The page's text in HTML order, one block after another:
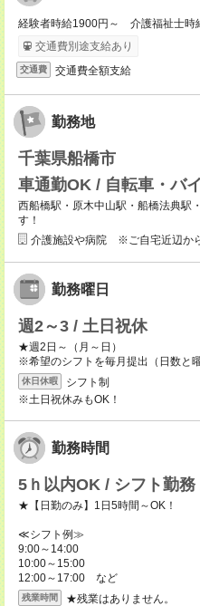
経験者時給1900円～ 介護福祉士
交通費別途支給あり
交通費 交通費全額支給
勤務地
千葉県船橋市
車通勤OK / 自転車・バ
西船橋駅・原木中山駅・船橋法典
す！
介護施設や病院 ※ご自宅近辺か
勤務曜日
週2～3 / 土日祝休
★週2日～（月～日）
※希望のシフトを毎月提出（日数と
休日休暇
シフト制
※土日祝休みもOK！
勤務時間
5ｈ以内OK / シフト勤務
★【日勤のみ】1日5時間～OK！
≪シフト例≫
9:00～14:00
10:00～15:00
12:00～17:00 など
残業時間 ★残業はありません。